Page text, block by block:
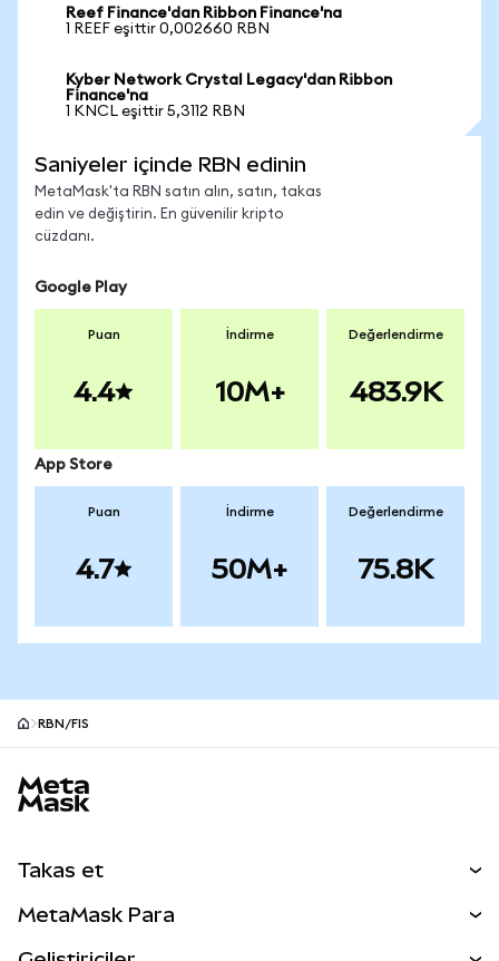
Reef Finance'dan Ribbon Finance'na
1 REEF eşittir 0,002660 RBN
Kyber Network Crystal Legacy'dan Ribbon
Finance'na
1 KNCL eşittir 5,3112 RBN
Saniyeler içinde RBN edinin
MetaMask'ta RBN satın alın, satın, takas
edin ve değiştirin. En güvenilir kripto
cüzdanı.
Google Play
Puan
4.4
İndirme
10M+
Değerlendirme
483.9K
App Store
Puan
4.7
İndirme
50M+
Değerlendirme
75.8K
RBN/FIS
Takas et
MetaMask Para